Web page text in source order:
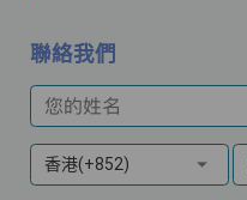
聯絡我們
您的姓名
香港(+852)